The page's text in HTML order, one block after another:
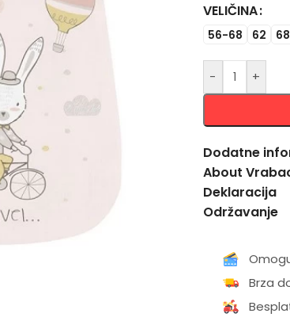
VELIČINA
56-68 62
- +
Alternative:
Dodatne
About
Deklaracija
Održavanje
Brza